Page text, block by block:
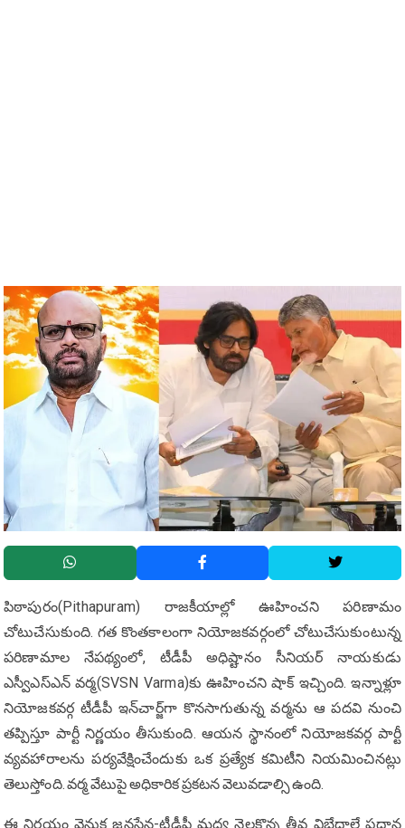
పిఠాపురం(Pithapuram) రాజకీయాల్లో ఊహించని పరిణామం
చోటుచేసుకుంది. గత కొంతకాలంగా నియోజకవర్గంలో చోటుచేసుకుంటున్న
పరిణామాల నేపథ్యంలో, టీడీపీ అధిష్టానం సీనియర్ నాయకుడు
ఎస్వీఎస్ఎన్ వర్మ(SVSN Varma)కు ఊహించని షాక్ ఇచ్చింది. ఇన్నాళ్లూ
నియోజకవర్గ టీడీపీ ఇన్‌చార్జ్‌గా కొనసాగుతున్న వర్మను ఆ పదవి నుంచి
తప్పిస్తూ పార్టీ నిర్ణయం తీసుకుంది. ఆయన స్థానంలో నియోజకవర్గ పార్టీ
వ్యవహారాలను పర్యవేక్షించేందుకు ఒక ప్రత్యేక కమిటీని నియమించిన‌ట్లు
తెలుస్తోంది. వ‌ర్మ వేటుపై అధికారిక ప్ర‌క‌ట‌న వెలువ‌డాల్సి ఉంది.
ఈ నిర్ణయం వెనుక జనసేన-టీడీపీ మధ్య నెలకొన్న తీవ్ర విభేదాలే ప్రధాన